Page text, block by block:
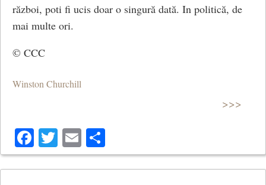
război, poti fi ucis doar o singură dată. In politică, de
mai multe ori.
© CCC
Winston Churchill
>>>
Facebook
Twitter
Email